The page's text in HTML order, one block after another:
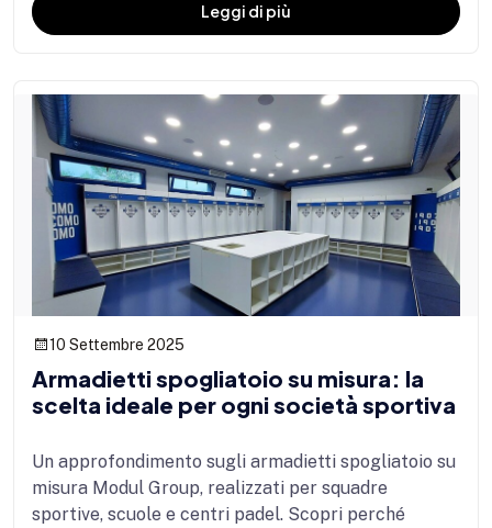
Leggi di più
10 Settembre 2025
Armadietti spogliatoio su misura: la
scelta ideale per ogni società sportiva
Un approfondimento sugli armadietti spogliatoio su
misura Modul Group, realizzati per squadre
sportive, scuole e centri padel. Scopri perché